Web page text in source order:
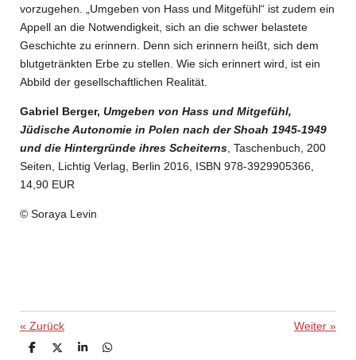
vorzugehen. „Umgeben von Hass und Mitgefühl“ ist zudem ein
Appell an die Notwendigkeit, sich an die schwer belastete
Geschichte zu erinnern. Denn sich erinnern heißt, sich dem
blutgetränkten Erbe zu stellen. Wie sich erinnert wird, ist ein
Abbild der gesellschaftlichen Realität.
Gabriel Berger, Umgeben von Hass und Mitgefühl,
Jüdische Autonomie in Polen nach der Shoah 1945-1949
und die Hintergründe ihres Scheiterns , Taschenbuch, 200
Seiten, Lichtig Verlag, Berlin 2016, ISBN 978-3929905366,
14,90 EUR
© Soraya Levin
« Zurück Weiter »
T
T
T
T